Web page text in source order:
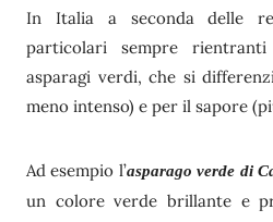
In Italia a seconda delle
particolari sempre
asparagi verdi, che si
meno intenso) e per il sapore
Ad esempio l’asparago verde di
un colore verde brillante e